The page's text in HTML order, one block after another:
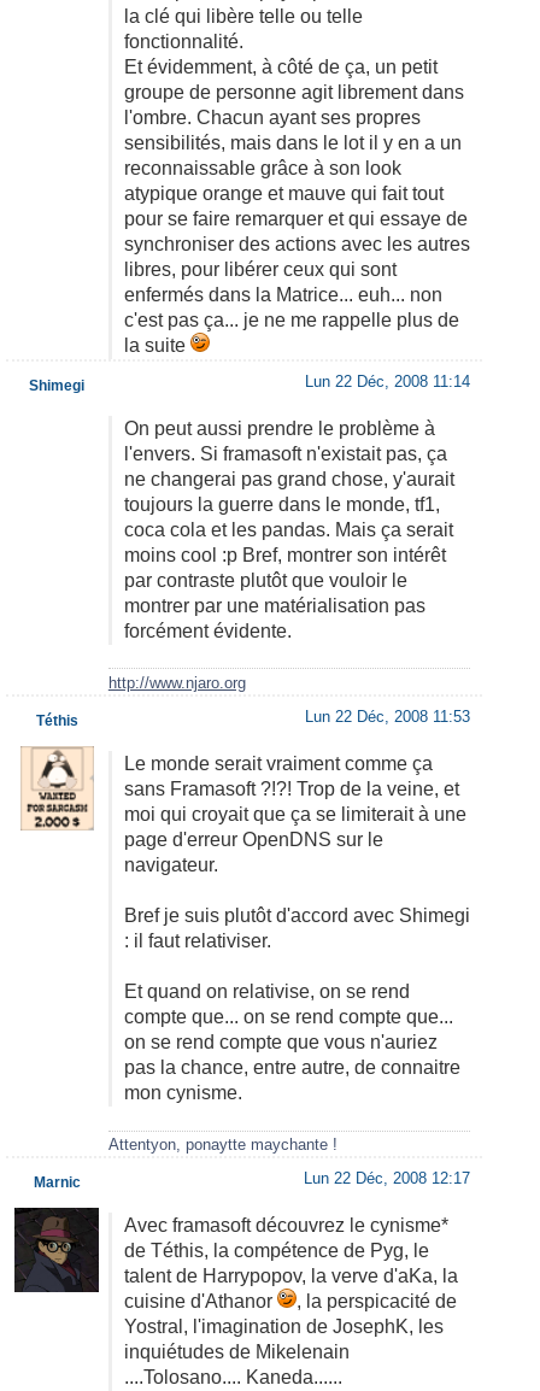
la clé qui libère telle ou telle
fonctionnalité.
Et évidemment, à côté de ça, un petit
groupe de personne agit librement dans
l'ombre. Chacun ayant ses propres
sensibilités, mais dans le lot il y en a un
reconnaissable grâce à son look
atypique orange et mauve qui fait tout
pour se faire remarquer et qui essaye de
synchroniser des actions avec les autres
libres, pour libérer ceux qui sont
enfermés dans la Matrice... euh... non
c'est pas ça... je ne me rappelle plus de
la suite
Lun 22 Déc, 2008 11:14
On peut aussi prendre le problème à
l'envers. Si framasoft n'existait pas, ça
ne changerai pas grand chose, y'aurait
toujours la guerre dans le monde, tf1,
coca cola et les pandas. Mais ça serait
moins cool :p Bref, montrer son intérêt
par contraste plutôt que vouloir le
montrer par une matérialisation pas
forcément évidente.
http://www.njaro.org
Shimegi
Lun 22 Déc, 2008 11:53
Le monde serait vraiment comme ça
sans Framasoft ?!?! Trop de la veine, et
moi qui croyait que ça se limiterait à une
page d'erreur OpenDNS sur le
navigateur.
Bref je suis plutôt d'accord avec Shimegi
: il faut relativiser.
Et quand on relativise, on se rend
compte que... on se rend compte que...
on se rend compte que vous n'auriez
pas la chance, entre autre, de connaitre
mon cynisme.
Attentyon, ponaytte maychante !
Téthis
Lun 22 Déc, 2008 12:17
Avec framasoft découvrez le cynisme*
de Téthis, la compétence de Pyg, le
talent de Harrypopov, la verve d'aKa, la
cuisine d'Athanor
, la perspicacité de
Yostral, l'imagination de JosephK, les
inquiétudes de Mikelenain
....Tolosano.... Kaneda......
Marnic